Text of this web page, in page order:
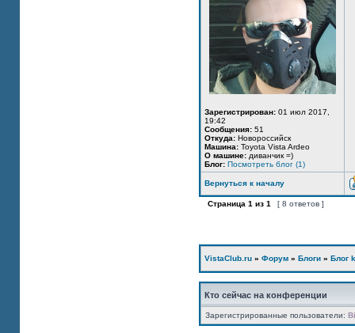
Зарегистрирован: 01 июл 2017,
19:42
Сообщения: 51
Откуда: Новороссийск
Машина: Toyota Vista Ardeo
О машине: диванчик =)
Блог: Посмотреть блог (1)
Вернуться к началу
Страница 1 из 1 [ 8 ответов ]
VistaClub.ru » Форум » Блоги » Блог
Кто сейчас на конференции
Зарегистрированные пользователи: